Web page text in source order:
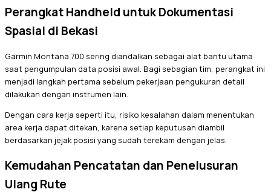
Perangkat Handheld untuk Dokumentasi
Spasial di Bekasi
Garmin Montana 700 sering diandalkan sebagai alat bantu utama
saat pengumpulan data posisi awal. Bagi sebagian tim, perangkat ini
menjadi langkah pertama sebelum pekerjaan pengukuran detail
dilakukan dengan instrumen lain.
Dengan cara kerja seperti itu, risiko kesalahan dalam menentukan
area kerja dapat ditekan, karena setiap keputusan diambil
berdasarkan jejak posisi yang sudah terekam dengan jelas.
Kemudahan Pencatatan dan Penelusuran
Ulang Rute